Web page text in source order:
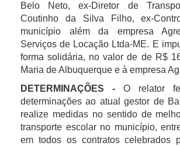
Belo Neto, ex-Diretor de
Coutinho da Silva Filho, ex-
município além da empresa
Serviços de Locação Ltda-ME. E
forma solidária, no valor de de R$
Maria de Albuquerque e à empresa
DETERMINAÇÕES - O relator
determinações ao atual gestor de
realize medidas no sentido de
transporte escolar no município,
em todos os contratos celebrados